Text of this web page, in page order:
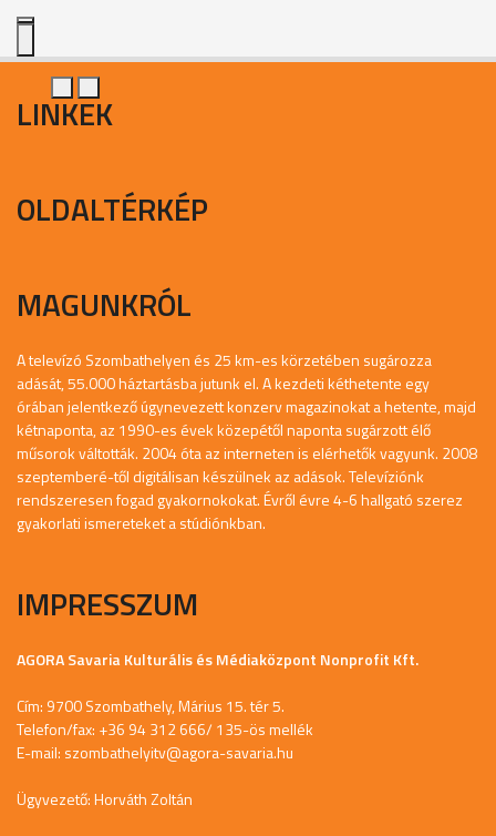
LINKEK
OLDALTÉRKÉP
MAGUNKRÓL
A televízó Szombathelyen és 25 km-es körzetében sugározza
adását, 55.000 háztartásba jutunk el. A kezdeti kéthetente egy
órában jelentkező úgynevezett konzerv magazinokat a hetente, majd
kétnaponta, az 1990-es évek közepétől naponta sugárzott élő
műsorok váltották. 2004 óta az interneten is elérhetők vagyunk. 2008
szeptemberé-től digitálisan készülnek az adások. Televíziónk
rendszeresen fogad gyakornokokat. Évről évre 4-6 hallgató szerez
gyakorlati ismereteket a stúdiónkban.
IMPRESSZUM
AGORA Savaria Kulturális és Médiaközpont Nonprofit Kft.
Cím: 9700 Szombathely, Márius 15. tér 5.
Telefon/fax: +36 94 312 666/ 135-ös mellék
E-mail: szombathelyitv@agora-savaria.hu
Ügyvezető: Horváth Zoltán